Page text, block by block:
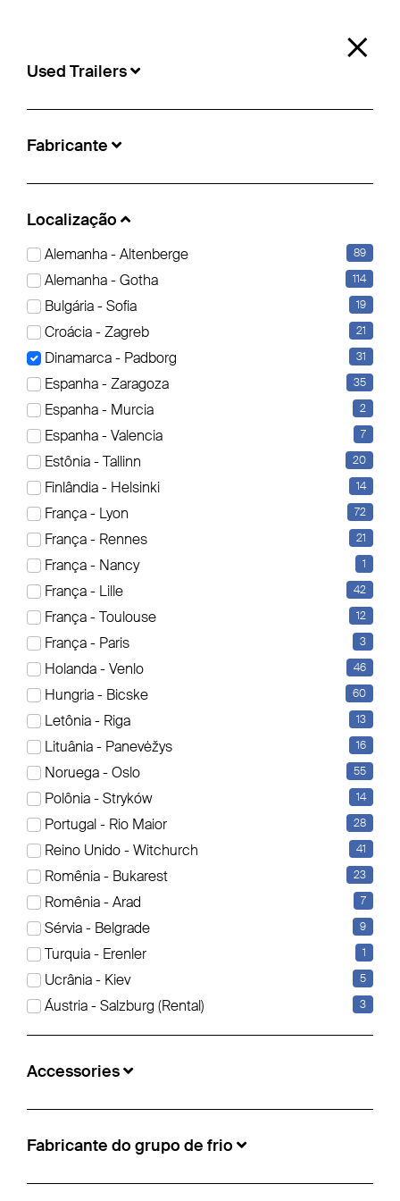
×
Used Trailers
Fabricante
Localização
Alemanha - Altenberge 89
Alemanha - Gotha 114
Bulgária - Sofia 19
Croácia - Zagreb 21
Dinamarca - Padborg 31
Espanha - Zaragoza 35
Espanha - Murcia 2
Espanha - Valencia 7
Estônia - Tallinn 20
Finlândia - Helsinki 14
França - Lyon 72
França - Rennes 21
França - Nancy 1
França - Lille 42
França - Toulouse 12
França - Paris 3
Holanda - Venlo 46
Hungria - Bicske 60
Letônia - Riga 13
Lituânia - Panevėžys 16
Noruega - Oslo 55
Polônia - Stryków 14
Portugal - Rio Maior 28
Reino Unido - Witchurch 41
Romênia - Bukarest 23
Romênia - Arad 7
Sérvia - Belgrade 9
Turquia - Erenler 1
Ucrânia - Kiev 5
Áustria - Salzburg (Rental) 3
Accessories
Fabricante do grupo de frio
Used Trailers
Localização:Padborg
Caixa isolada/da refrigeração (15) Lona para empurrar (7)
Filter bearbeiten
Es werden aktuell 31 Elemente angezeigt
Sortierung
Schmitz Cargobull - Caixa isolada/da refrigeração
Caixa congelador Multitemp
€31.500
N° de informação:
5497528
Localização:
Ano de fabricação:
Fabricante do eixo:Schmitz ROTOS